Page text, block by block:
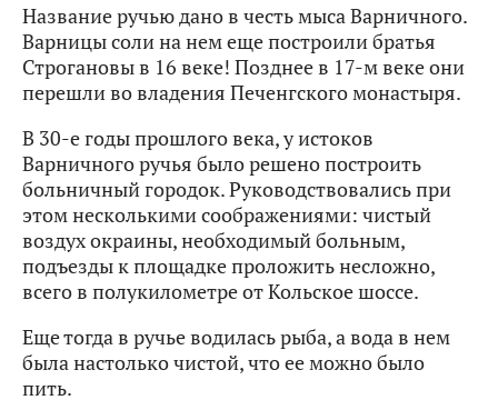
Название ручью дано в честь мыса Варничного.
Варницы соли на нем еще построили братья
Строгановы в 16 веке! Позднее в 17-м веке они
перешли во владения Печенгского монастыря.
В 30-е годы прошлого века, у истоков
Варничного ручья было решено построить
больничный городок. Руководствовались при
этом несколькими соображениями: чистый
воздух окраины, необходимый больным,
подъезды к площадке проложить несложно,
всего в полукилометре от Кольское шоссе.
Еще тогда в ручье водилась рыба, а вода в нем
была настолько чистой, что ее можно было
пить.